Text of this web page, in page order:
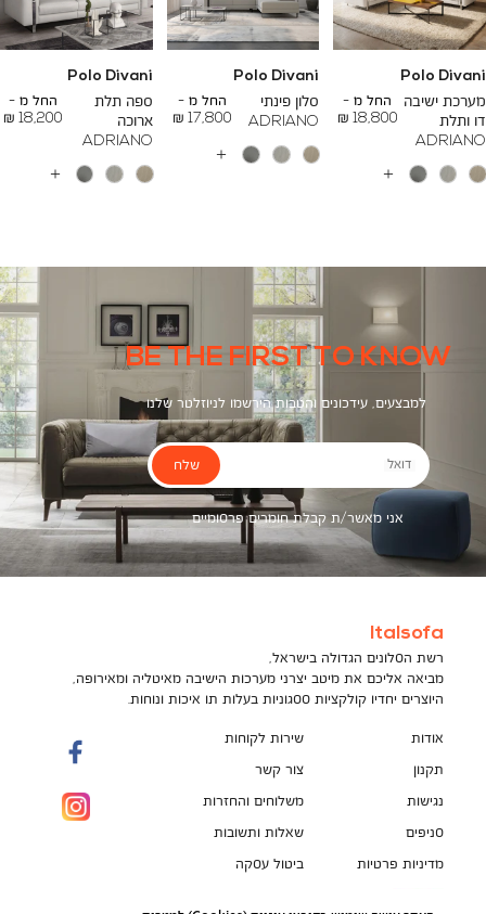
Polo Divani
מערכת ישיבה
דו ותלת
ADRIANO
החל מ -
18,800 ₪
To
24,500 ₪
עוד
Polo Divani
סלון פינתי
ADRIANO
החל מ -
17,800 ₪
To
26,700 ₪
עוד
Polo Divani
ספה תלת
ארוכה
ADRIANO
החל מ -
18,200 ₪
To
23,200 ₪
עוד
BE THE FIRST TO KNOW
למבצעים, עידכונים והטבות הירשמו לניוזלטר שלנו
דואל
אני מאשר/ת קבלת חומרים פרסומיים
שלח
Italsofa
רשת הסלונים הגדולה בישראל,
מביאה אליכם את מיטב יצרני מערכות הישיבה מאיטליה ומאירופה,
היוצרים יחדיו קולקציות ססגוניות בעלות תו איכות ונוחות.
אודות
תקנון
נגישות
סניפים
מדיניות פרטיות
שירות לקוחות
צור קשר
משלוחים והחזרות
שאלות ותשובות
ביטול עסקה